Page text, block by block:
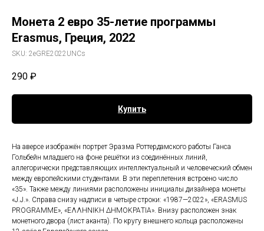
Монета 2 евро 35-летие программы
Erasmus, Греция, 2022
SKU: 2eGRE2022UNCs
290 ₽
Купить
На аверсе изображён портрет Эразма Роттердамского работы Ганса
Гольбейн младшего на фоне решётки из соединённых линий,
аллегорически представляющих интеллектуальный и человеческий обмен
между европейскими студентами. В эти переплетения встроено число
«35». Также между линиями расположены инициалы дизайнера монеты
«J.J.». Справа снизу надписи в четыре строки: «1987—2022», «ERASMUS
PROGRAMME», «ΕΛΛΗΝΙΚΗ ΔΗΜΟΚΡΑΤΙΑ». Внизу расположен знак
монетного двора (лист аканта). По кругу внешнего кольца расположены